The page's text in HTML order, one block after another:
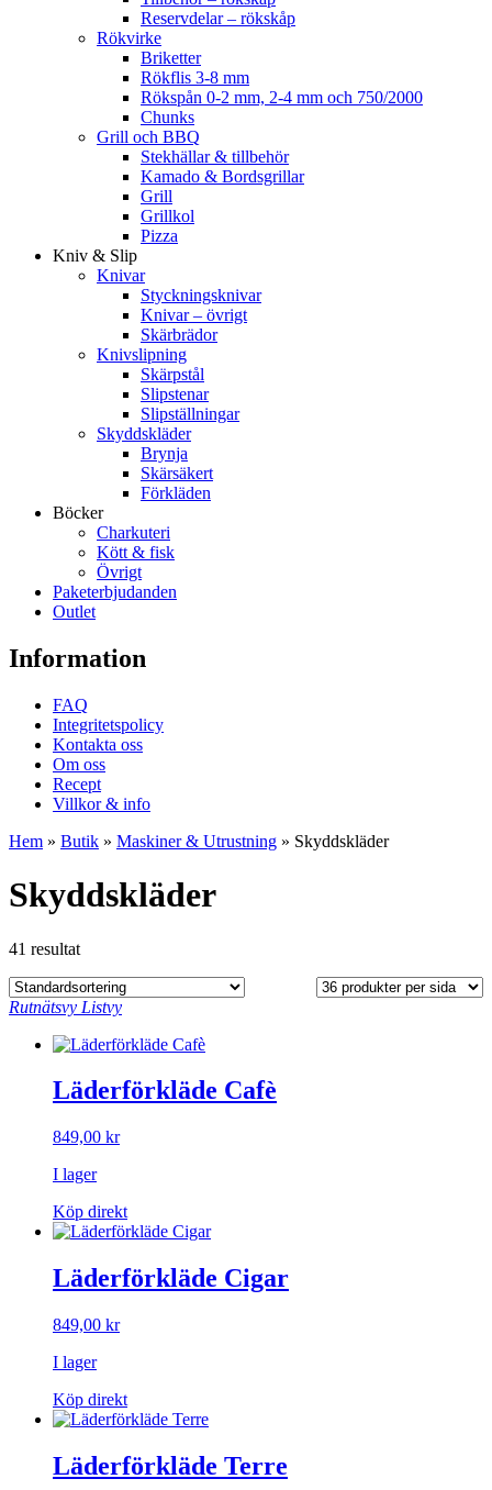
Reservdelar – rökskåp
Rökvirke
Briketter
Rökflis 3-8 mm
Rökspån 0-2 mm, 2-4 mm och 750/2000
Chunks
Grill och BBQ
Stekhällar & tillbehör
Kamado & Bordsgrillar
Grill
Grillkol
Pizza
Kniv & Slip
Knivar
Styckningsknivar
Knivar – övrigt
Skärbrädor
Knivslipning
Skärpstål
Slipstenar
Slipställningar
Skyddskläder
Brynja
Skärsäkert
Förkläden
Böcker
Charkuteri
Kött & fisk
Övrigt
Paketerbjudanden
Outlet
Information
FAQ
Integritetspolicy
Kontakta oss
Om oss
Recept
Villkor & info
Hem » Butik » Maskiner & Utrustning » Skyddskläder
Skyddskläder
41 resultat
Rutnätsvy Listvy
Läderförkläde Cafè
849,00 kr
I lager
Köp direkt
Läderförkläde Cigar
849,00 kr
I lager
Köp direkt
Läderförkläde Terre